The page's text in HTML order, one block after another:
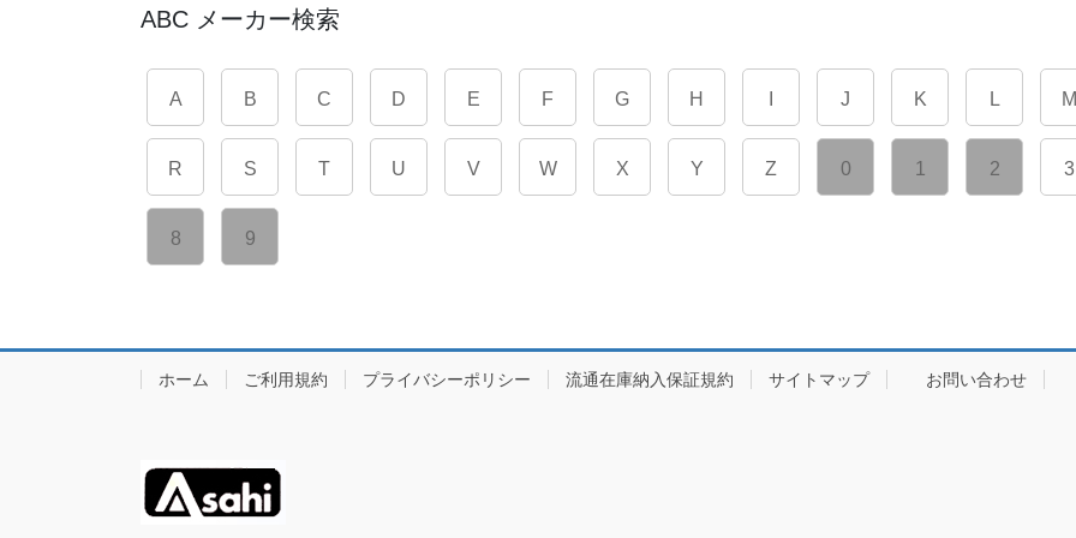
ABC メーカー検索
A B C D E F G H J K L M
R S T U V W X Y Z 0 1 2 3
8 9
ホーム ご利用規約 プライバシーポリシー 流通在庫納入保証規約 サイトマップ お問い合わせ